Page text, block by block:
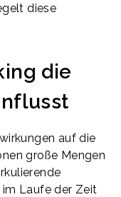
diese
die
auf die
große Mengen
im Laufe der Zeit